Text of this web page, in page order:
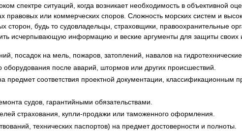
спектре ситуаций, когда возникает необходимость в объективной
или коммерческих споров. Сложность морских систем и
сторон, будь то судовладельцы, страховщики, правоохранительные
исчерпывающую информацию и веские аргументы для защиты своих
посадок на мель, пожаров, затоплений, навалов на
после аварий, штормов или других происшествий.
предмет соответствия проектной документации, классификационным
судов, гарантийными обязательствами.
страхования, купли-продажи или таможенного оформления.
технических паспортов) на предмет достоверности и полноты.